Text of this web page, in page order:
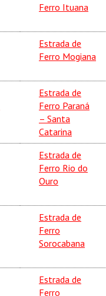
Ferro Ituana
Estrada de
Ferro Mogiana
Estrada de
Ferro Paraná
– Santa
Catarina
Estrada de
Ferro Rio do
Ouro
Estrada de
Ferro
Sorocabana
Estrada de
Ferro